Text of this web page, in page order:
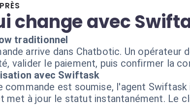
change avec
traditionnel
arrive dans Chatbotic. Un
valider le paiement, puis confirmer la
avec Swiftask
commande est soumise, l'agent
met à jour le statut instantanément. Le